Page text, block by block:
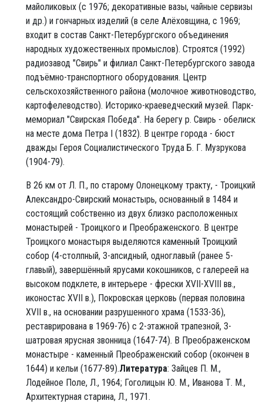
майоликовых (с 1976; декоративные вазы, чайные сервизы
и др.) и гончарных изделий (в селе Алёховщина, с 1969;
входит в состав Санкт-Петербургского объединения
народных художественных промыслов). Строятся (1992)
радиозавод "Свирь" и филиал Санкт-Петербургского завода
подъёмно-транспортного оборудования. Центр
сельскохозяйственного района (молочное животноводство,
картофелеводство). Историко-краеведческий музей. Парк-
мемориал "Свирская Победа". На берегу р. Свирь - обелиск
на месте дома Петра I (1832). В центре города - бюст
дважды Героя Социалистического Труда Б. Г. Музрукова
(1904-79).
В 26 км от Л. П., по старому Олонецкому тракту, - Троицкий
Александро-Свирский монастырь, основанный в 1484 и
состоящий собственно из двух близко расположенных
монастырей - Троицкого и Преображенского. В центре
Троицкого монастыря выделяются каменный Троицкий
собор (4-столпный, 3-апсидный, одноглавый (ранее 5-
главый), завершённый ярусами кокошников, с галереей на
высоком подклете, в интерьере - фрески XVII-XVIII вв.,
иконостас XVII в.), Покровская церковь (первая половина
XVII в., на основании разрушенного храма (1533-36),
реставрирована в 1969-76) с 2-этажной трапезной, 3-
шатровая ярусная звонница (1647-74). В Преображенском
монастыре - каменный Преображенский собор (окончен в
1644) и кельи (1677-89).Литература: Зайцев П. М.,
Лодейное Поле, Л., 1964; Гоголицын Ю. М., Иванова Т. М.,
Архитектурная старина, Л., 1971.